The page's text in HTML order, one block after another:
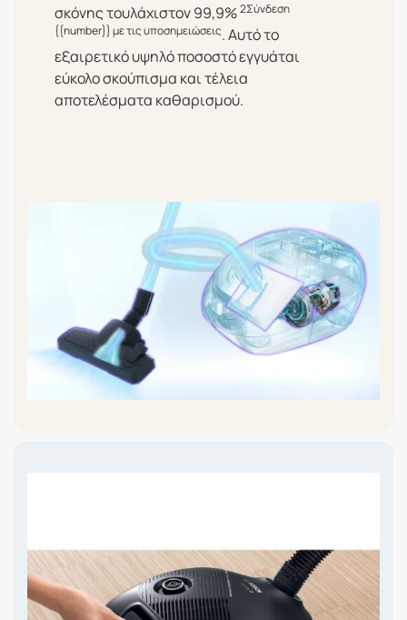
σκόνης τουλάχιστον 99,9%2Σύνδεση
{{number}} με τις υποσημειώσεις. Αυτό το
εξαιρετικό υψηλό ποσοστό εγγυάται
εύκολο σκούπισμα και τέλεια
αποτελέσματα καθαρισμού.